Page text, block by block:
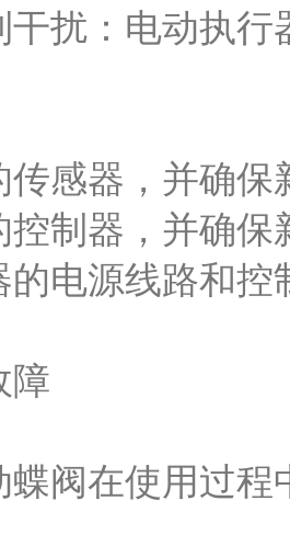
干扰：电动执
传感器，并确
控制器，并确
的电源线路和
障
蝶阀在使用过